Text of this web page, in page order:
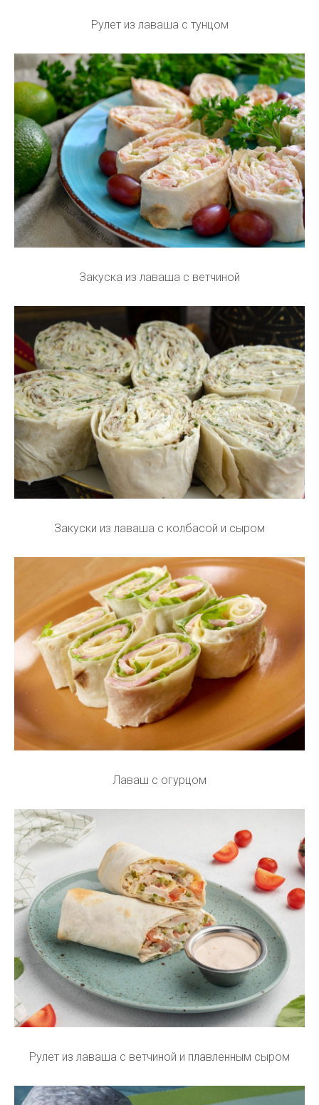
Рулет из лаваша с тунцом
Закуска из лаваша с ветчиной
Закуски из лаваша с колбасой и сыром
Лаваш с огурцом
Рулет из лаваша с ветчиной и плавленным сыром